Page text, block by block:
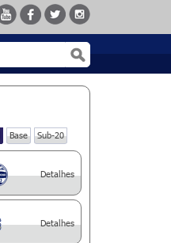
Base Sub-20
Detalhes
Detalhes